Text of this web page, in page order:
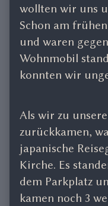
wollten wir uns
Schon am
und waren
Wohnmobil
konnten wir
Als wir zu
zurückkamen,
japanische
Kirche. Es
dem Parkplatz
kamen noch 3